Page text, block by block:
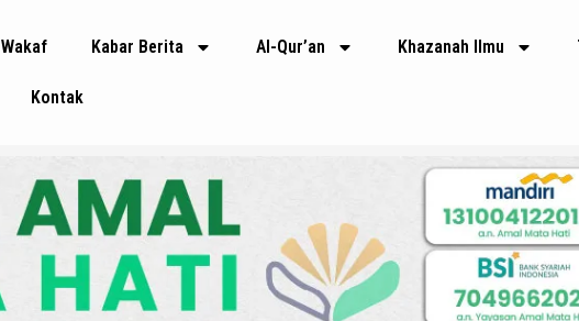
Wakaf Kabar Berita Al-Qur’an Khazanah Ilmu
Kontak